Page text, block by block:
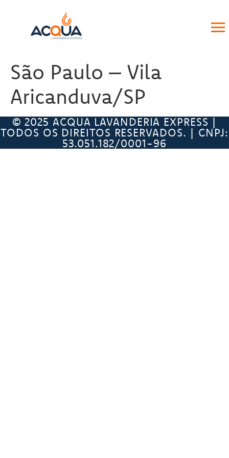
São Paulo – Vila
Aricanduva/SP
© 2025 ACQUA LAVANDERIA EXPRESS |
TODOS OS DIREITOS RESERVADOS. | CNPJ:
53.051.182/0001-96